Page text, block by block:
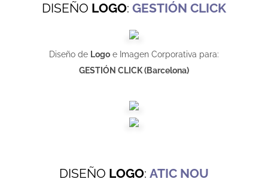
DISEÑO LOGO: GESTIÓN CLICK
Diseño de Logo e Imagen Corporativa para:
GESTIÓN CLICK (Barcelona)
DISEÑO LOGO: ATIC NOU